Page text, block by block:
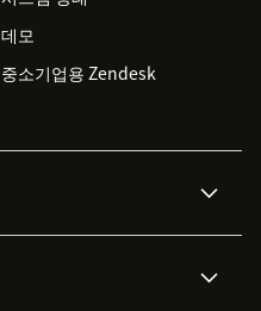
데모
중소기업용 Zendesk